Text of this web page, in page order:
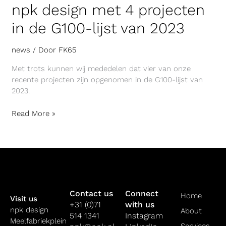
npk design met 4 projecten
in de G100-lijst van 2023
news / Door FK65
Met trots kunnen wij mededelen dat vier van onze
recente projecten zijn opgenomen in de G100-lijst van
2023.
Read More »
Visit us
npk design
Meelfabriekplein
Contact us
+31 (0)71
514 1341
Connect
with us
Instagram
Home
About